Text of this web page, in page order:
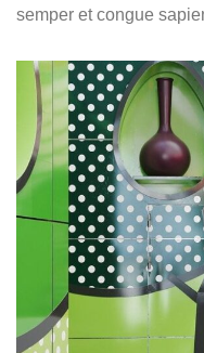
semper et congue